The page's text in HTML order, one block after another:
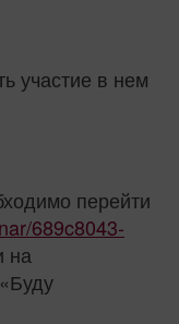
участие в нем
перейти
689c8043-
на